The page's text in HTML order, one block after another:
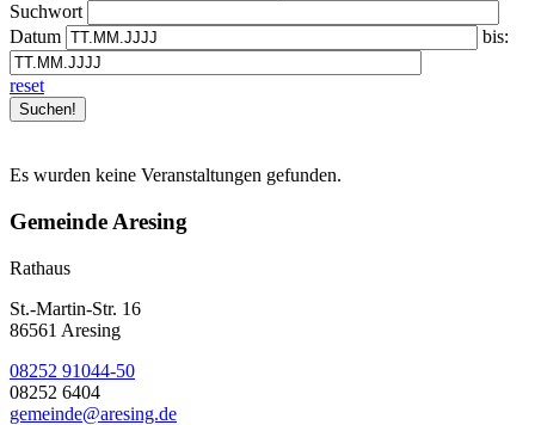
Suchwort
Datum
bis:
reset
Es wurden keine Veranstaltungen gefunden.
Gemeinde Aresing
Rathaus
St.-Martin-Str. 16
86561 Aresing
08252 91044-50
08252 6404
gemeinde@aresing.de